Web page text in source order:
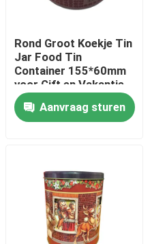
Rond Groot Koekje Tin
Jar Food Tin
Container 155*60mm
voor Gift en Vakantie
Aanvraag sturen